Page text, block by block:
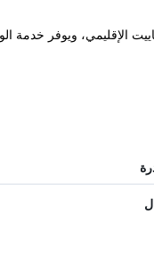
لافاييت بولاية لويزيانا، على بُعد 4 كم فقط من